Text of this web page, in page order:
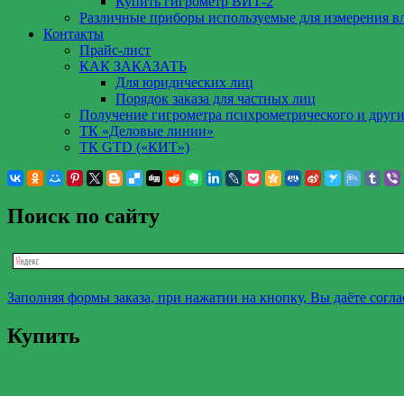
Различные приборы используемые для измерения
Контакты
Прайс-лист
КАК ЗАКАЗАТЬ
Для юридических лиц
Порядок заказа для частных лиц
Получение гигрометра психрометрического и
ТК «Деловые линии»
ТК GTD («КИТ»)
Поиск по сайту
Заполняя формы заказа, при нажатии на кнопку, Вы даёте
Купить